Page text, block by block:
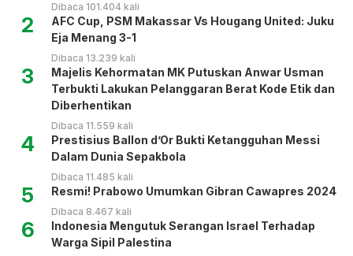
Dibaca 101.404 kali
2
AFC Cup, PSM Makassar Vs Hougang United: Juku
Eja Menang 3-1
Dibaca 13.239 kali
3
Majelis Kehormatan MK Putuskan Anwar Usman
Terbukti Lakukan Pelanggaran Berat Kode Etik dan
Diberhentikan
Dibaca 11.559 kali
4
Prestisius Ballon d’Or Bukti Ketangguhan Messi
Dalam Dunia Sepakbola
Dibaca 11.485 kali
5 Resmi! Prabowo Umumkan Gibran Cawapres 2024
Dibaca 8.467 kali
6
Indonesia Mengutuk Serangan Israel Terhadap
Warga Sipil Palestina